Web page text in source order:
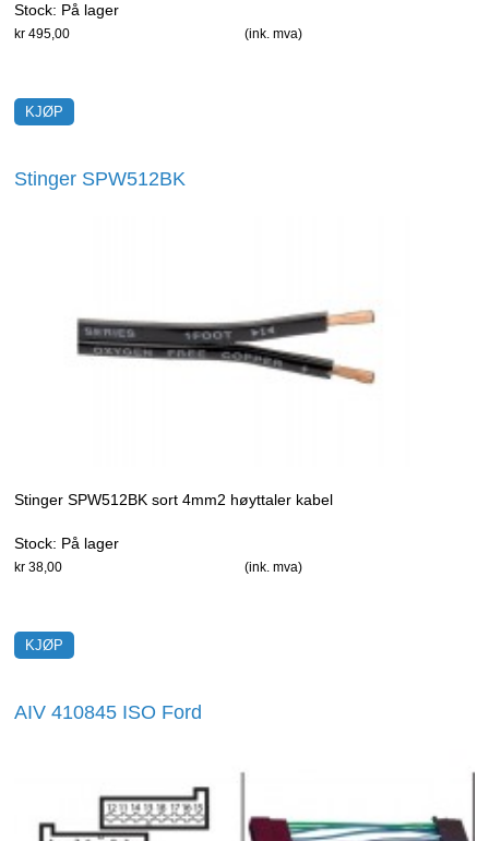
Stock: På lager
kr 495,00 (ink. mva)
Stinger SPW512BK
Stinger SPW512BK sort 4mm2 høyttaler kabel
Stock: På lager
kr 38,00 (ink. mva)
AIV 410845 ISO Ford